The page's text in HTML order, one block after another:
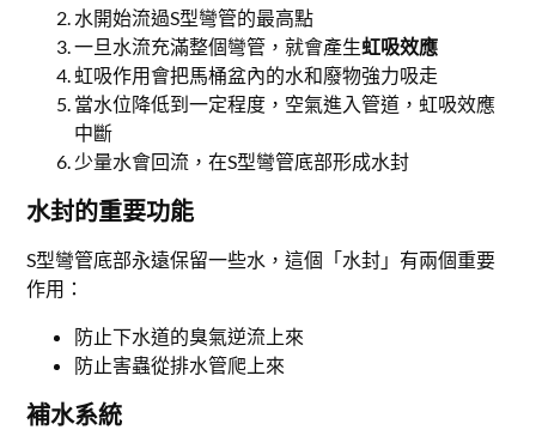
水開始流過S型彎管的最高點
一旦水流充滿整個彎管，就會產生虹吸效應
虹吸作用會把馬桶盆內的水和廢物強力吸走
當水位降低到一定程度，空氣進入管道，虹吸效應
中斷
少量水會回流，在S型彎管底部形成水封
水封的重要功能
S型彎管底部永遠保留一些水，這個「水封」有兩個重要
作用：
防止下水道的臭氣逆流上來
防止害蟲從排水管爬上來
補水系統